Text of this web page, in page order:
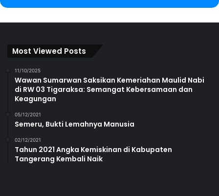
Most Viewed Posts
11/10/2025
Wawan Sumarwan Saksikan Kemeriahan Maulid Nabi
di RW 03 Tigaraksa: Semangat Kebersamaan dan
Keagungan
05/12/2021
Semeru, Bukti Lemahnya Manusia
02/12/2021
Tahun 2021 Angka Kemiskinan di Kabupaten
Tangerang Kembali Naik